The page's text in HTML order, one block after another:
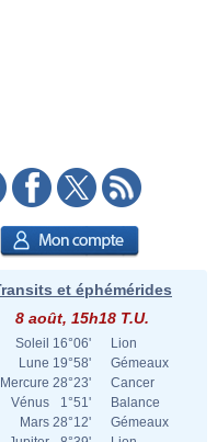
et éphémérides
8 août, 15h18 T.U.
Soleil 16°06'
Lion
Lune 19°58'
Gémeaux
Mercure 28°23'
Cancer
Vénus
1°51'
Balance
Mars 28°12'
Gémeaux